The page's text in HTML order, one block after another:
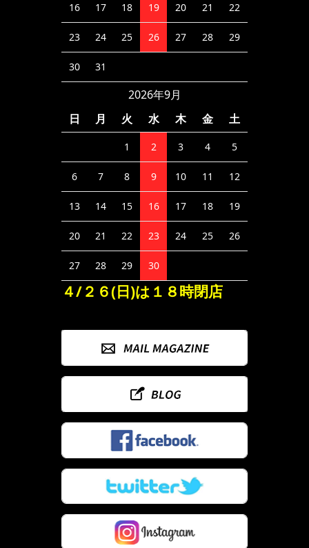
16 17 18 19 20 21 22
23 24 25 26 27 28 29
30 31
2026年9月
日
月 火 水 木 金 土
1 2 3 4 5
6 7 8 9 10 11 12
13 14 15 16 17 18 19
20 21 22 23 24 25 26
27 28 29 30
４/２６(日)は１８時閉店